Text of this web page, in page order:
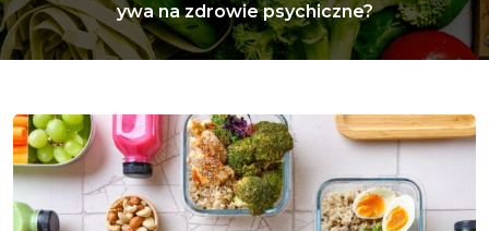
ywa na zdrowie psychiczne?